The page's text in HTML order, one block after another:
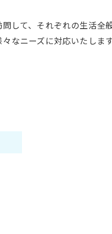
して、それぞれの生活全
なニーズに対応いたし